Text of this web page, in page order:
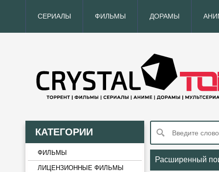
СЕРИАЛЫ ФИЛЬМЫ ДОРАМЫ
КАТЕГОРИИ
ФИЛЬМЫ
ЛИЦЕНЗИОННЫЕ ФИЛЬМЫ
Расширенный